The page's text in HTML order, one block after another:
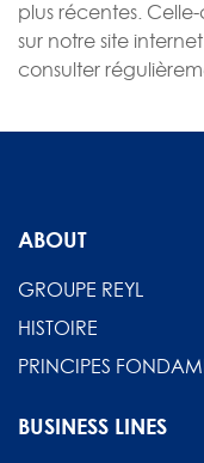
plus récentes.
sur notre site
consulter
ABOUT
GROUPE REYL
HISTOIRE
PRINCIPES
BUSINESS LINES